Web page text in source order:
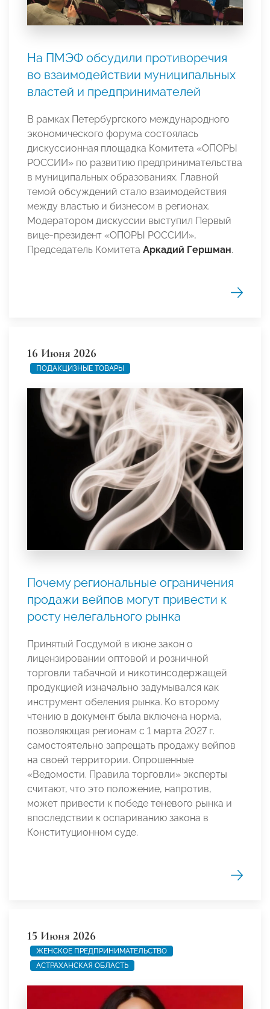
На ПМЭФ обсудили противоречия
во взаимодействии муниципальных
властей и предпринимателей
В рамках Петербургского международного
экономического форума состоялась
дискуссионная площадка Комитета «ОПОРЫ
РОССИИ» по развитию предпринимательства
в муниципальных образованиях. Главной
темой обсуждений стало взаимодействия
между властью и бизнесом в регионах.
Модератором дискуссии выступил Первый
вице-президент «ОПОРЫ РОССИИ»,
Председатель Комитета Аркадий Гершман.
16 Июня 2026
ПОДАКЦИЗНЫЕ ТОВАРЫ
Почему региональные ограничения
продажи вейпов могут привести к
росту нелегального рынка
Принятый Госдумой в июне закон о
лицензировании оптовой и розничной
торговли табачной и никотинсодержащей
продукцией изначально задумывался как
инструмент обеления рынка. Ко второму
чтению в документ была включена норма,
позволяющая регионам с 1 марта 2027 г.
самостоятельно запрещать продажу вейпов
на своей территории. Опрошенные
«Ведомости. Правила торговли» эксперты
считают, что это положение, напротив,
может привести к победе теневого рынка и
впоследствии к оспариванию закона в
Конституционном суде.
15 Июня 2026
ЖЕНСКОЕ ПРЕДПРИНИМАТЕЛЬСТВО
АСТРАХАНСКАЯ ОБЛАСТЬ